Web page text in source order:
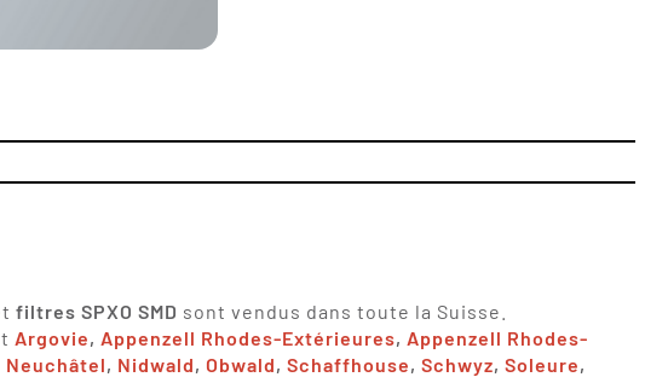
filtres SPXO SMD sont vendus dans toute la Suisse.
Argovie, Appenzell Rhodes-Extérieures, Appenzell Rhodes-
Neuchâtel, Nidwald, Obwald, Schaffhouse, Schwyz, Soleure,